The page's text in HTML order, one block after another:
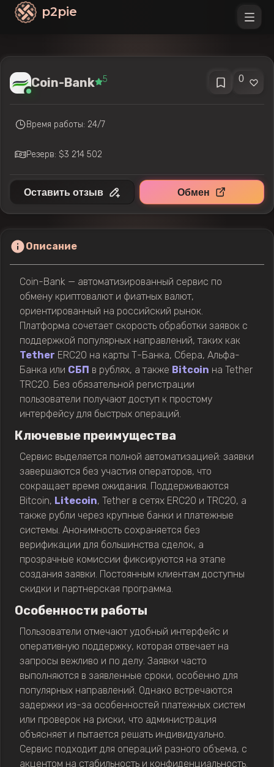
p2pie
Coin-Bank 5 0
Время работы: 24/7
Резерв: $3 214 502
Оставить отзыв Обмен
Описание
Coin-Bank — автоматизированный сервис по
обмену криптовалют и фиатных валют,
ориентированный на российский рынок.
Платформа сочетает скорость обработки заявок с
поддержкой популярных направлений, таких как
Tether ERC20 на карты Т-Банка, Сбера, Альфа-
Банка или СБП в рублях, а также Bitcoin на Tether
TRC20. Без обязательной регистрации
пользователи получают доступ к простому
интерфейсу для быстрых операций.
Ключевые преимущества
Сервис выделяется полной автоматизацией: заявки
завершаются без участия операторов, что
сокращает время ожидания. Поддерживаются
Bitcoin, Litecoin, Tether в сетях ERC20 и TRC20, а
также рубли через крупные банки и платежные
системы. Анонимность сохраняется без
верификации для большинства сделок, а
прозрачные комиссии фиксируются на этапе
создания заявки. Постоянным клиентам доступны
скидки и партнерская программа.
Особенности работы
Пользователи отмечают удобный интерфейс и
оперативную поддержку, которая отвечает на
запросы вежливо и по делу. Заявки часто
выполняются в заявленные сроки, особенно для
популярных направлений. Однако встречаются
задержки из-за особенностей платежных систем
или проверок на риски, что администрация
объясняет и пытается решать индивидуально.
Сервис подходит для операций разного объема, с
акцентом на стабильность и конфиденциальность.